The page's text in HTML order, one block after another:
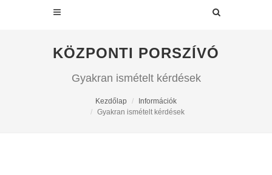
KÖZPONTI PORSZÍVÓ
Gyakran ismételt kérdések
Kezdőlap
Információk
Gyakran ismételt kérdések